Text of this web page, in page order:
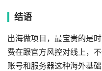
结语
出海做项目，最宝贵的是
费在跟官方风控对线上，
账号和服务器这种海外基